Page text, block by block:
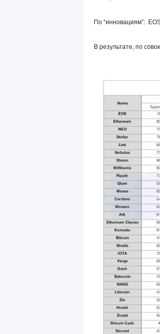
По “инновациям”:
В результате, по